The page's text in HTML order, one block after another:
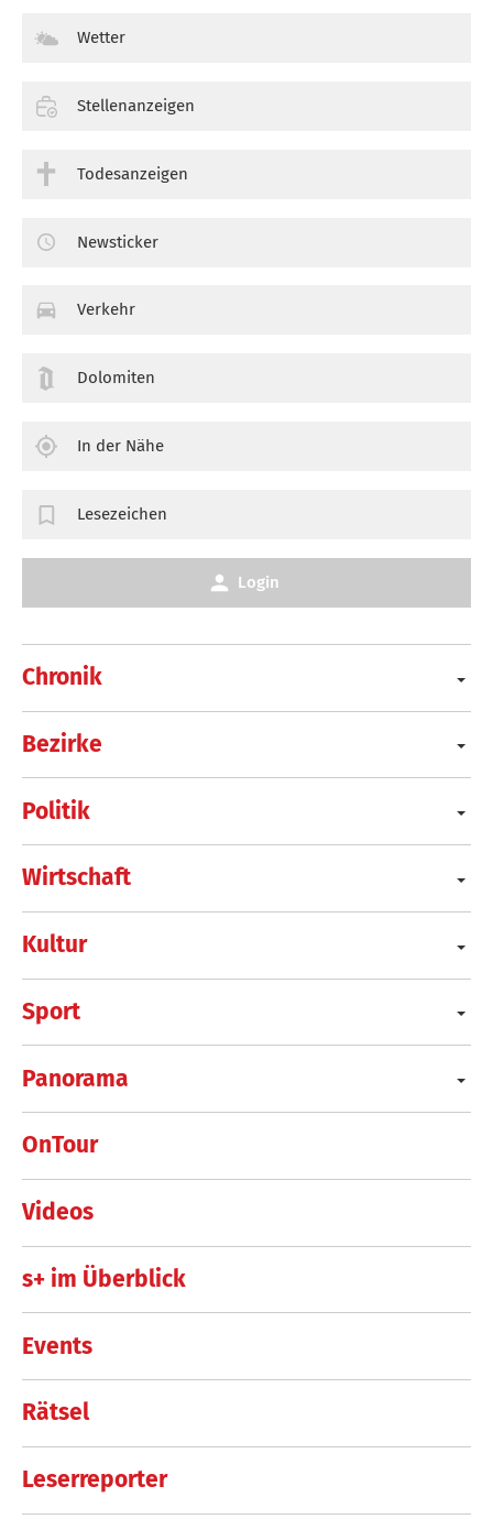
Chronik
Bezirke
Politik
Wirtschaft
Kultur
Sport
Panorama
OnTour
Videos
s+ im Überblick
Events
Rätsel
Leserreporter
Wetter
Stellenanzeigen
Todesanzeigen
Newsticker
Verkehr
Dolomiten
In der Nähe
Lesezeichen
Login